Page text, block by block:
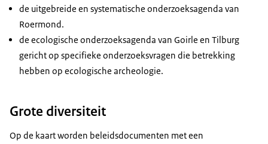
de uitgebreide en systematische onderzoeksagenda van
Roermond.
de ecologische onderzoeksagenda van Goirle en Tilburg
gericht op specifieke onderzoeksvragen die betrekking
hebben op ecologische archeologie.
Grote diversiteit
Op de kaart worden beleidsdocumenten met een